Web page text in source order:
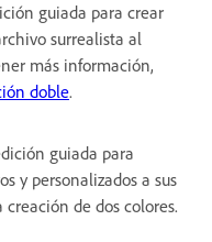
guiada para crear
surrealista al
más información,
doble.
guiada para
y personalizados a sus
de dos colores.